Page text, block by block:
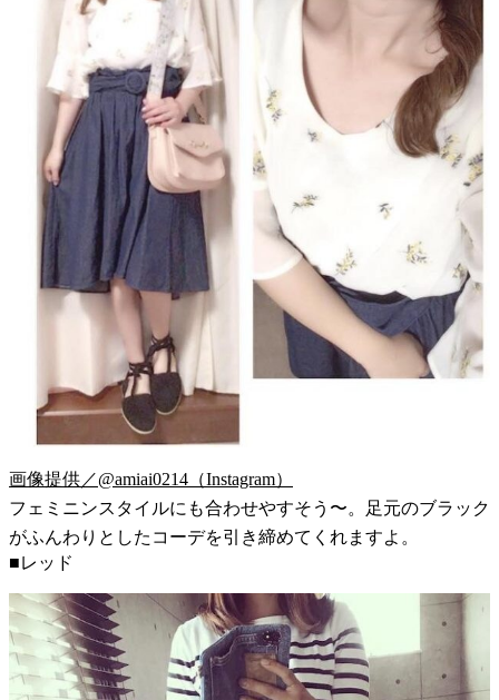
画像提供／@amiai0214（Instagram）
フェミニンスタイルにも合わせやすそう〜。足元のブラック
がふんわりとしたコーデを引き締めてくれますよ。
■レッド